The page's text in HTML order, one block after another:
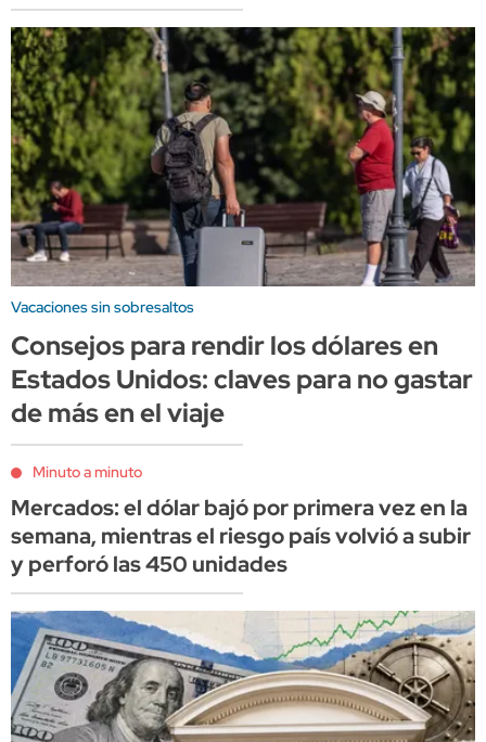
Vacaciones sin sobresaltos
Consejos para rendir los dólares en
Estados Unidos: claves para no gastar
de más en el viaje
Minuto a minuto
Mercados: el dólar bajó por primera vez en la
semana, mientras el riesgo país volvió a subir
y perforó las 450 unidades